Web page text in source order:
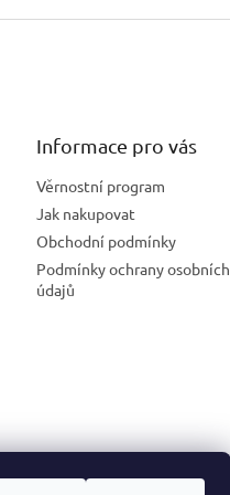
Informace pro vás
Věrnostní program
Jak nakupovat
Obchodní podmínky
Podmínky ochrany osobních
údajů